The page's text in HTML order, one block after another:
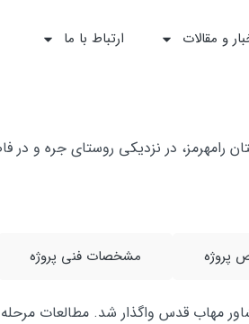
و مقالات ارتباط با ما
پروژه مشخصات فنی پروژه